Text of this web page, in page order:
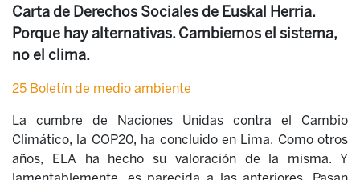
Carta de Derechos Sociales de Euskal Herria.
Porque hay alternativas. Cambiemos el sistema,
no el clima.
25 Boletín de medio ambiente
La cumbre de Naciones Unidas contra el Cambio
Climático, la COP20, ha concluido en Lima. Como otros
años, ELA ha hecho su valoración de la misma. Y